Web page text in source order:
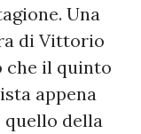
Una
di Vittorio
che il quinto
appena
quello della